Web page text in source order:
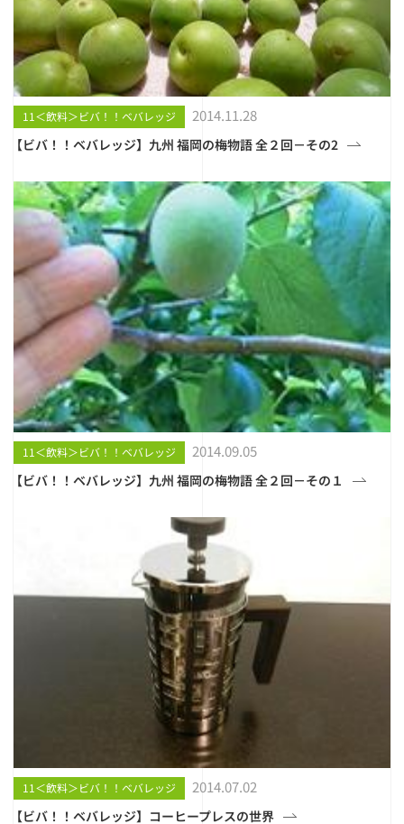
11＜飲料＞ビバ！！ベバレッジ 2014.11.28
【ビバ！！ベバレッジ】九州 福岡の梅物語 全２回－その2
11＜飲料＞ビバ！！ベバレッジ 2014.09.05
【ビバ！！ベバレッジ】九州 福岡の梅物語 全２回－その１
11＜飲料＞ビバ！！ベバレッジ 2014.07.02
【ビバ！！ベバレッジ】コーヒープレスの世界